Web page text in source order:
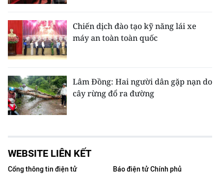
Chiến dịch đào tạo kỹ năng lái xe
máy an toàn toàn quốc
Lâm Đồng: Hai người dân gặp nạn do
cây rừng đổ ra đường
WEBSITE LIÊN KẾT
Cổng thông tin điện tử
Báo điện tử Chính phủ